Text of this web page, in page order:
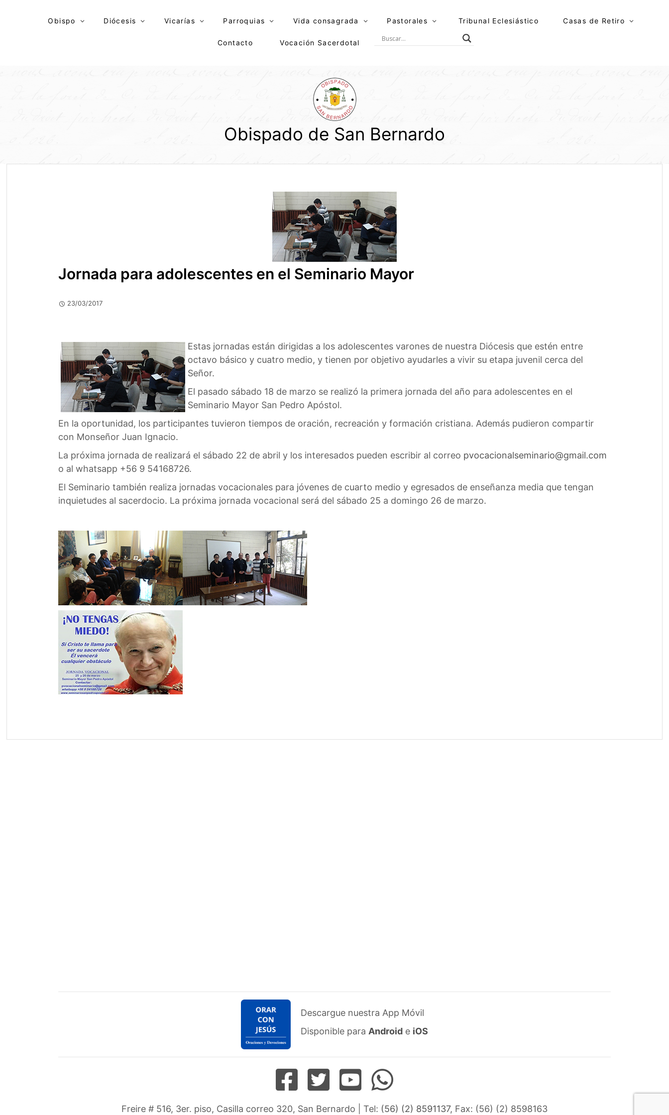
Obispo Diócesis Vicarías Parroquias Vida consagrada Pastorales Tribunal Eclesiástico Casas de Retiro
Contacto Vocación Sacerdotal
Obispado de San Bernardo
Jornada para adolescentes en el Seminario Mayor
23/03/2017
Estas jornadas están dirigidas a los adolescentes varones de nuestra Diócesis que estén entre
octavo básico y cuatro medio, y tienen por objetivo ayudarles a vivir su etapa juvenil cerca del
Señor.
El pasado sábado 18 de marzo se realizó la primera jornada del año para adolescentes en el
Seminario Mayor San Pedro Apóstol.
En la oportunidad, los participantes tuvieron tiempos de oración, recreación y formación cristiana. Además pudieron compartir
con Monseñor Juan Ignacio.
La próxima jornada de realizará el sábado 22 de abril y los interesados pueden escribir al correo pvocacionalseminario@gmail.com
o al whatsapp +56 9 54168726.
El Seminario también realiza jornadas vocacionales para jóvenes de cuarto medio y egresados de enseñanza media que tengan
inquietudes al sacerdocio. La próxima jornada vocacional será del sábado 25 a domingo 26 de marzo.
Descargue nuestra App Móvil
Disponible para Android e iOS
Freire # 516, 3er. piso, Casilla correo 320, San Bernardo | Tel: (56) (2) 8591137, Fax: (56) (2) 8598163